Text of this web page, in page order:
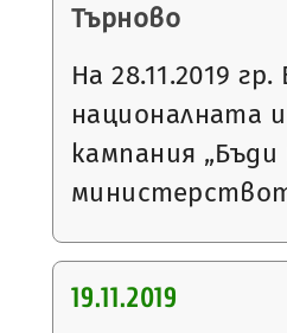
Търново
На 28.11.2019
националната
кампания
19.11.2019